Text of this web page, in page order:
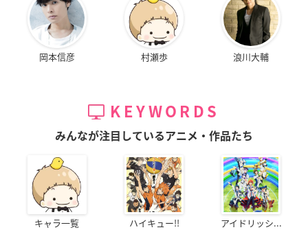
岡本信彦 村瀬歩 浪川大輔
KEYWORDS
みんなが注目しているアニメ・作品たち
キャラ一覧 ハイキュー!! アイドリッシ...